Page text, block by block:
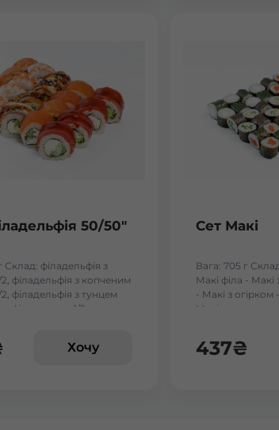
Масив
50/50"
Склад: філадельфія з
філадельфія з копченим
філадельфія з тунцем
з вугрем 1/2,
Хочу
Сет Макі
Вага: 705 г
Макі філа -
- Макі з огірком
Макі з манго
437₴